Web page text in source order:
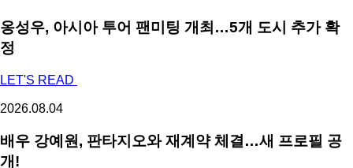
옹성우, 아시아 투어 팬미팅 개최…5개 도시 추가 확
정
LET'S READ
2026.08.04
배우 강예원, 판타지오와 재계약 체결…새 프로필 공
개!